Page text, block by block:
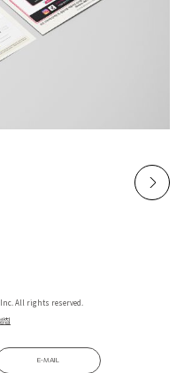
All rights reserved.
침
E-MAIL